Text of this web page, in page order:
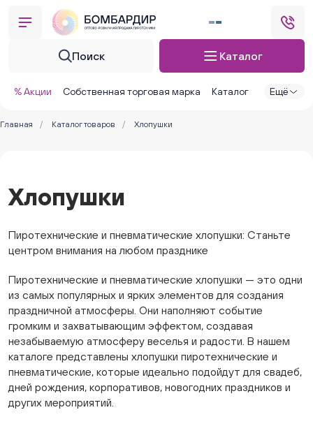
Поиск Каталог
% Акции Собственная торговая марка Каталог Ещё
Главная / Каталог товаров / Хлопушки
Хлопушки
Пиротехнические и пневматические хлопушки: Станьте
центром внимания на любом празднике
Пиротехнические и пневматические хлопушки — это одни
из самых популярных и ярких элементов для создания
праздничной атмосферы. Они наполняют событие
громким и захватывающим эффектом, создавая
незабываемую атмосферу веселья и радости. В нашем
каталоге представлены хлопушки пиротехнические и
пневматические, которые идеально подойдут для свадеб,
дней рождения, корпоративов, новогодних праздников и
других мероприятий.